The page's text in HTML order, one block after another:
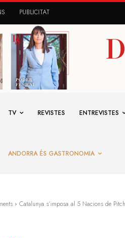
PUBLICITAT
TV REVISTES ENTREVISTES
ANDORRA ÉS GASTRONOMIA
Catalunya s’imposa al 5 Nacions de